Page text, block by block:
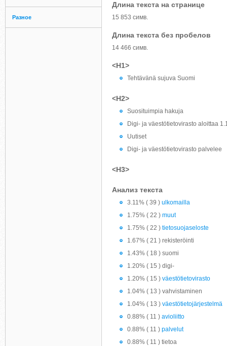
Разное
Длина текста на странице
15 853 симв.
Длина текста без пробелов
14 466 симв.
<H1>
Tehtävänä sujuva Suomi
<H2>
Suosituimpia hakuja
Digi- ja väestötietovirasto aloittaa
Uutiset
Digi- ja väestötietovirasto palvelee
<H3>
Анализ текста
3.11% ( 39 ) ulkomailla
1.75% ( 22 ) muut
1.75% ( 22 ) tietosuojaseloste
1.67% ( 21 ) rekisteröinti
1.43% ( 18 ) suomi
1.20% ( 15 ) digi-
1.20% ( 15 ) väestötietovirasto
1.04% ( 13 ) vahvistaminen
1.04% ( 13 ) väestötietojärjestelmä
0.88% ( 11 ) avioliitto
0.88% ( 11 ) palvelut
0.88% ( 11 ) tietoa